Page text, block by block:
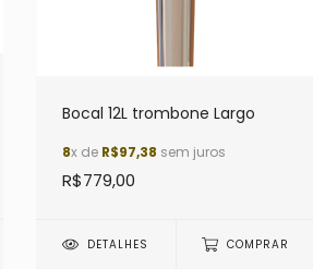
Bocal 12L trombone Largo
8x de R$97,38 sem juros
R$779,00
DETALHES COMPRAR